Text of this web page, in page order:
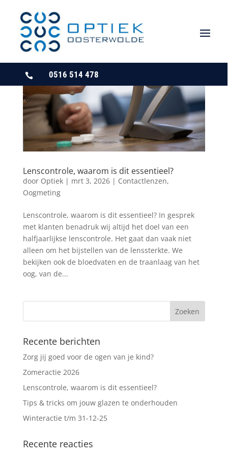
 0516 514 478
Lenscontrole, waarom is dit essentieel?
door Optiek| mrt 3, 2026| Contactlenzen,
Oogmeting
Lenscontrole, waarom is dit essentieel? In gesprek
met klanten benadruk wij altijd het doel van een
halfjaarlijkse lenscontrole. Het gaat dan vaak niet
alleen om het bijstellen van de lenssterkte. We
bekijken ook de bloedvaten en de traanlaag van het
oog, van de...
Recente berichten
Zorg jij goed voor de ogen van je kind?
Zomeractie 2026
Lenscontrole, waarom is dit essentieel?
Tips & tricks om jouw glazen te onderhouden
Winteractie t/m 31-12-25
Recente reacties